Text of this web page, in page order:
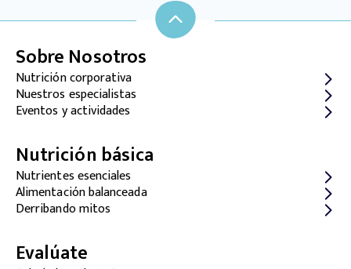
Sobre Nosotros
Nutrición corporativa
Nuestros especialistas
Eventos y actividades
Nutrición básica
Nutrientes esenciales
Alimentación balanceada
Derribando mitos
Evalúate